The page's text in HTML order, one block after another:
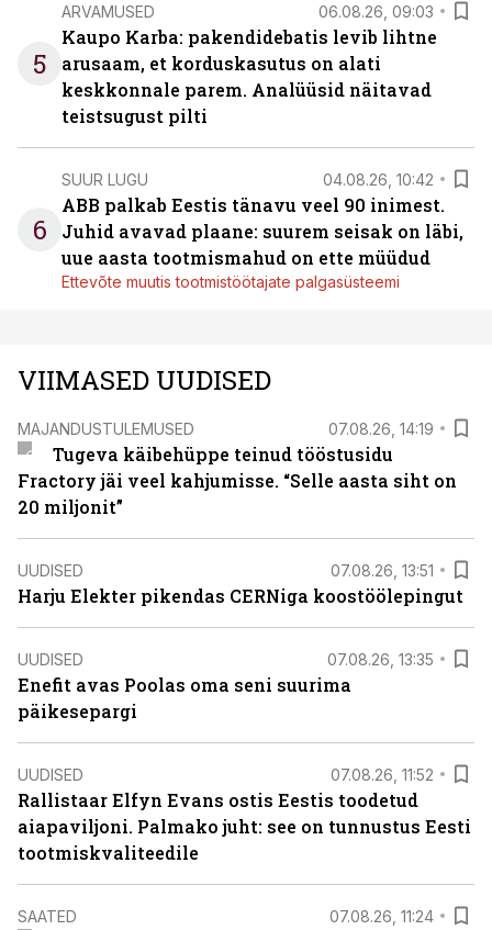
5
ARVAMUSED 06.08.26, 09:03
Kaupo Karba: pakendidebatis levib lihtne
arusaam, et korduskasutus on alati
keskkonnale parem. Analüüsid näitavad
teistsugust pilti
6
SUUR LUGU 04.08.26, 10:42
ABB palkab Eestis tänavu veel 90 inimest.
Juhid avavad plaane: suurem seisak on läbi,
uue aasta tootmismahud on ette müüdud
Ettevõte muutis tootmistöötajate palgasüsteemi
VIIMASED UUDISED
MAJANDUSTULEMUSED 07.08.26, 14:19
Tugeva käibehüppe teinud tööstusidu
Fractory jäi veel kahjumisse. “Selle aasta siht on
20 miljonit”
UUDISED 07.08.26, 13:51
Harju Elekter pikendas CERNiga koostöölepingut
UUDISED 07.08.26, 13:35
Enefit avas Poolas oma seni suurima
päikesepargi
UUDISED 07.08.26, 11:52
Rallistaar Elfyn Evans ostis Eestis toodetud
aiapaviljoni. Palmako juht: see on tunnustus Eesti
tootmiskvaliteedile
SAATED 07.08.26, 11:24